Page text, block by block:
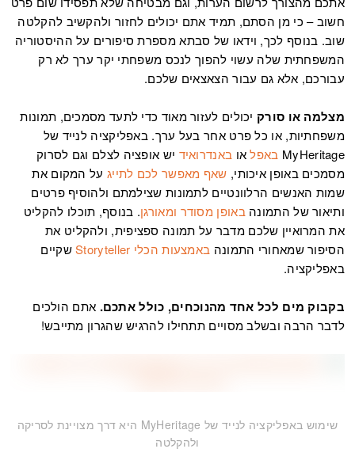
חשוב – כי מן הסתם, תמיד אתם יכולים לחזור ולהקשיב להקלטה
שוב. בנוסף לכך, וידאו של סבתא מספרת סיפורים על ההיסטוריה
המשפחתית שלה עשוי להפוך לנכס משפחתי יקר ערך לא רק
עבורכם, אלא גם עבור הצאצאים שלכם.
מצלמה או סורקיכולים לעזור מאוד כדי לתעד מסמכים, תמונות
משפחתיות, או כל פרט אחר בעל ערך. באפליקציה לנייד של
MyHeritage באפלאו באנדרואיד יש אופציה לצלם וגם לסרוק
מסמכים באופן איכותי, שאף מאפשר לכם לתייג על המקום את
שמות האנשים הרלוונטיים לתמונות שצילמתם ולהוסיף פרטים
ותיאור של התמונה באופן מסודר ומאורגן. בנוסף, תוכלו להקליט
את המרואיין שלכם מדבר על תמונה ספציפית, ולהקליט את
הסיפור שמאחורי התמונה באמצעות הכלי Storyteller
שקיים
באפליקציה.
בקבוק מים לכל אחד מהנוכחים, כולל אתכם. אתם הולכים
לדבר הרבה ובשלב מסויים תתחילו להרגיש שהגרון מתייבש!
שימוש באפליקציה לנייד של MyHeritage היא דרך מצויינת לסריקה
ולהקלטה